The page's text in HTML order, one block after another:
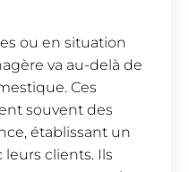
ou en situation
va au-delà de
Ces
souvent des
établissant un
leurs clients. Ils